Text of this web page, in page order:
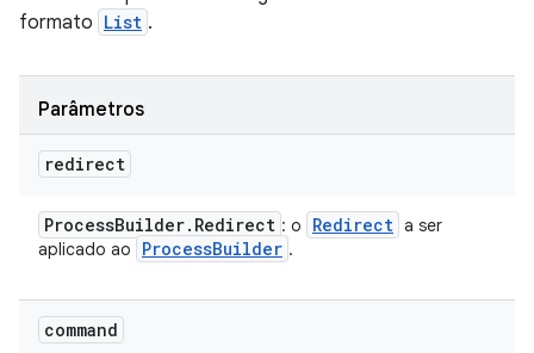
formato List .
Parâmetros
redirect
ProcessBuilder. Redirect : o Redirect a ser
aplicado ao
ProcessBuilder .
command